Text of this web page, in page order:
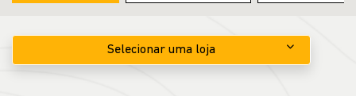
Selecionar uma loja